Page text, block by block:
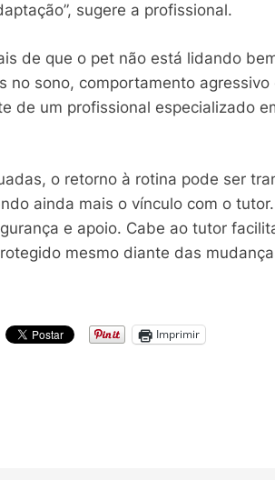
sugere a profissional.
de que o pet não está lidando
no sono, comportamento
de um profissional especializado
o retorno à rotina pode ser
ainda mais o vínculo com o tutor.
e apoio. Cabe ao tutor
mesmo diante das
Imprimir